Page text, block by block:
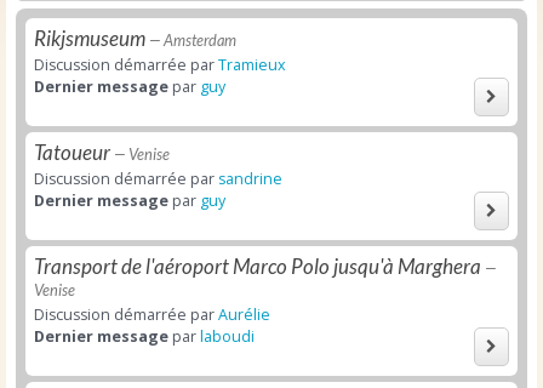
Rikjsmuseum — Amsterdam
Discussion démarrée parTramieux
Dernier message par guy
Tatoueur — Venise
Discussion démarrée par sandrine
Dernier message par guy
Transport de l'aéroport Marco Polo jusqu'à Marghera —
Venise
Discussion démarrée parAurélie
Dernier message parlaboudi